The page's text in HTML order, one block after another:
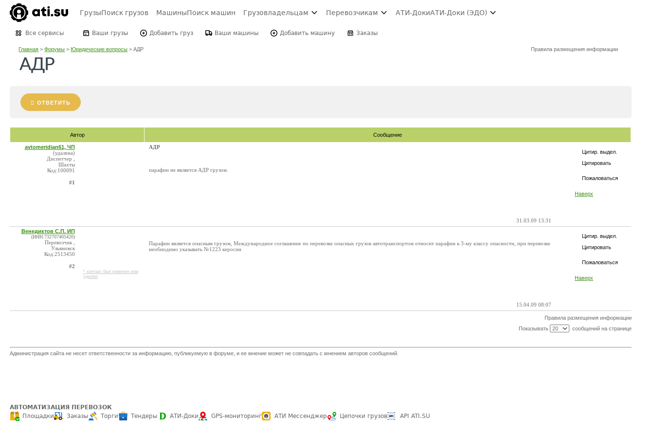
ГрузыПоиск грузов МашиныПоиск машин Грузовладельцам Перевозчикам АТИ-ДокиАТИ-Доки (ЭДО)
Все сервисы Ваши грузы Добавить груз Ваши машины Добавить машину Заказы
Главная >Форумы >Юридические вопросы >АДР Правила размещения информации
АДР
ОТВЕТИТЬ
Автор Сообщение
Цитир. выдел.
Цитировать
Пожаловаться
Наверх
avtomeridian61, ЧП
(удалена)
Диспетчер ,
Шахты
Код:100091
#1
АДР
парафин не является АДР грузом.
31.03.09 13:31
Цитир. выдел.
Цитировать
Пожаловаться
Наверх
Венедиктов С.П. ИП
(ИНН:732707405420)
Перевозчик ,
Ульяновск
Код:2513450
#2
* контакт был изменен или
удален
Парафин является опасным грузом, Международное соглашение по перевозке опасных грузов автотранспортом относит парафин к 3-му классу опасности, при перевозке
необнодимо указывать №1223 керосин
15.04.09 08:07
Правила размещения информации
Показывать
сообщений на странице
Администрация сайта не несет ответственности за информацию, публикуемую в форуме, и ее мнение может не совпадать с мнением авторов сообщений.
АВТОМАТИЗАЦИЯ ПЕРЕВОЗОК
Площадки
Заказы Торги Тендеры АТИ-Доки GPS-мониторинг АТИ Мессенджер Цепочки грузов API ATI.SU